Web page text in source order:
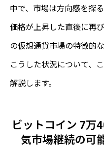
中で、市場は方向感を探る
価格が上昇した直後に再
の仮想通貨市場の特徴的
こうした状況について、
解説します。
ビットコイン 7
気市場継続の